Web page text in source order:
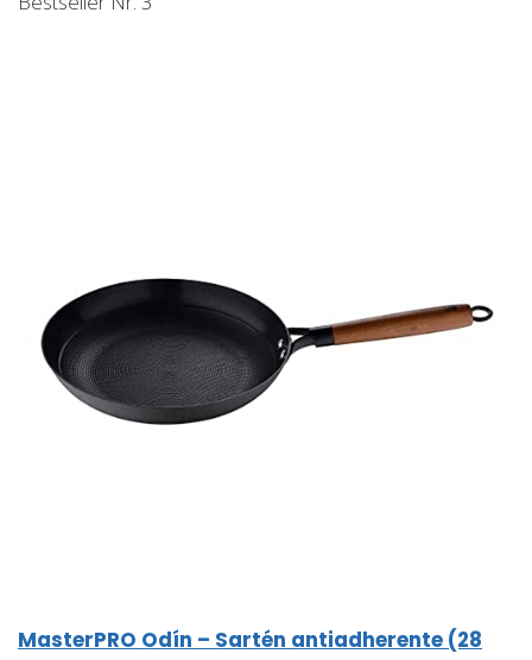
MasterPRO Odín – Sartén antiadherente (28